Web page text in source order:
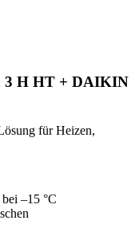
3 H HT + DAIKIN
für Heizen,
–15 °C